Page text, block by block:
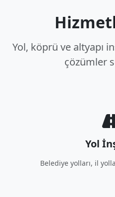
Yol, köprü ve altyapı
çözümler
Yol
Belediye yolları, il